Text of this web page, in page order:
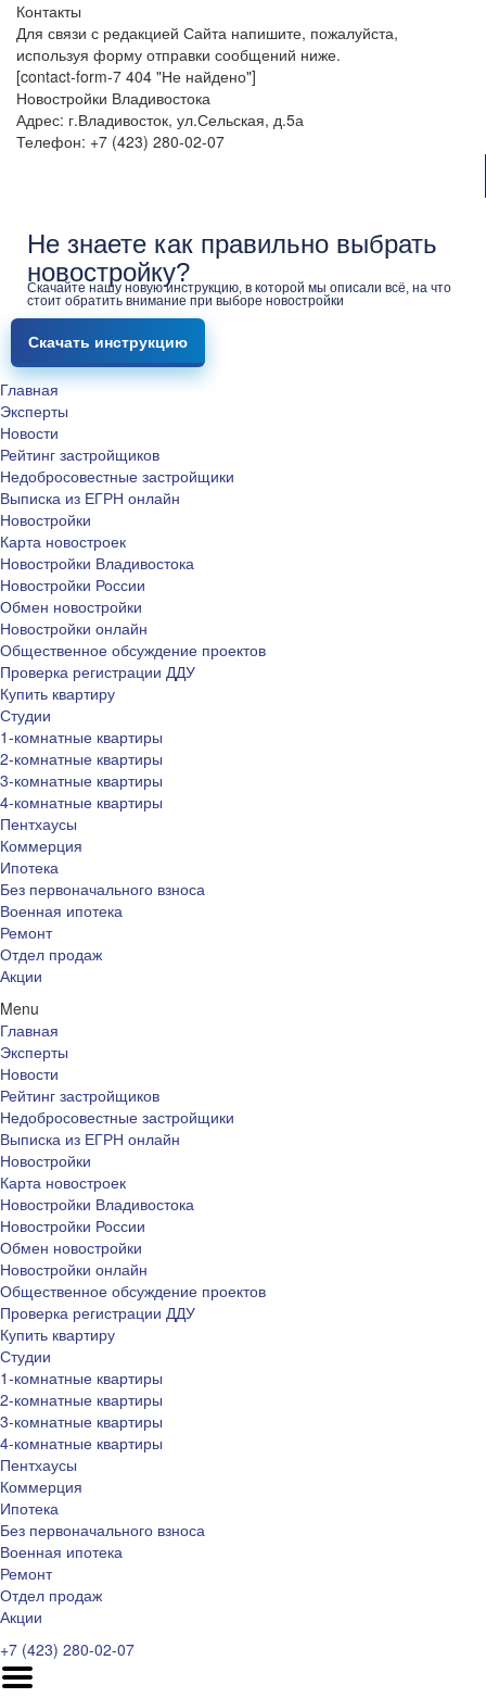
Контакты
Для связи с редакцией Сайта напишите, пожалуйста,
используя форму отправки сообщений ниже.
[contact-form-7 404 "Не найдено"]
Новостройки Владивостока
Адрес: г.Владивосток, ул.Сельская, д.5а
Телефон: +7 (423) 280-02-07
Не знаете как правильно выбрать
новостройку?
Скачайте нашу новую инструкцию, в которой мы описали всё, на что
стоит обратить внимание при выборе новостройки
Скачать инструкцию
Главная
Эксперты
Новости
Рейтинг застройщиков
Недобросовестные застройщики
Выписка из ЕГРН онлайн
Новостройки
Карта новостроек
Новостройки Владивостока
Новостройки России
Обмен новостройки
Новостройки онлайн
Общественное обсуждение проектов
Проверка регистрации ДДУ
Купить квартиру
Студии
1-комнатные квартиры
2-комнатные квартиры
3-комнатные квартиры
4-комнатные квартиры
Пентхаусы
Коммерция
Ипотека
Без первоначального взноса
Военная ипотека
Ремонт
Отдел продаж
Акции
Menu
Главная
Эксперты
Новости
Рейтинг застройщиков
Недобросовестные застройщики
Выписка из ЕГРН онлайн
Новостройки
Карта новостроек
Новостройки Владивостока
Новостройки России
Обмен новостройки
Новостройки онлайн
Общественное обсуждение проектов
Проверка регистрации ДДУ
Купить квартиру
Студии
1-комнатные квартиры
2-комнатные квартиры
3-комнатные квартиры
4-комнатные квартиры
Пентхаусы
Коммерция
Ипотека
Без первоначального взноса
Военная ипотека
Ремонт
Отдел продаж
Акции
+7 (423) 280-02-07